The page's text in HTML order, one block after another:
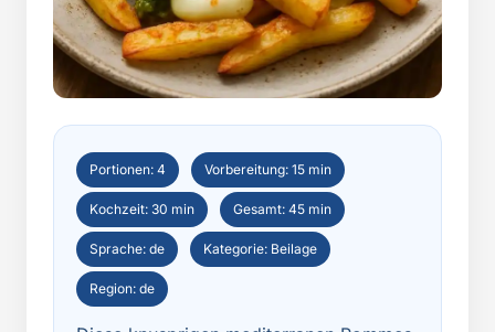
Portionen: 4 Vorbereitung: 15 min
Kochzeit: 30 min Gesamt: 45 min
Sprache: de Kategorie: Beilage
Region: de